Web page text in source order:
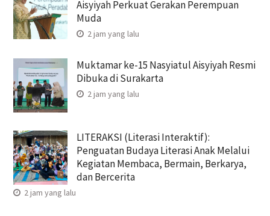
Aisyiyah Perkuat Gerakan Perempuan
Muda
2 jam yang lalu
Muktamar ke-15 Nasyiatul Aisyiyah Resmi
Dibuka di Surakarta
2 jam yang lalu
LITERAKSI (Literasi Interaktif):
Penguatan Budaya Literasi Anak Melalui
Kegiatan Membaca, Bermain, Berkarya,
dan Bercerita
2 jam yang lalu